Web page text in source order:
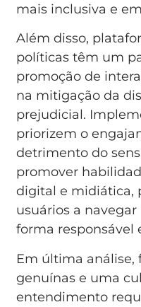
mais inclusiva e
Além disso,
políticas têm um
promoção de
na mitigação da
prejudicial.
priorizem o
detrimento do
promover
digital e midiática,
usuários a
forma responsável
Em última análise,
genuínas e uma
entendimento